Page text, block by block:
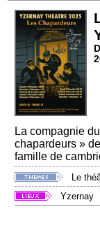
La compagnie
chapardeurs »
famille de
Le
Yzernay